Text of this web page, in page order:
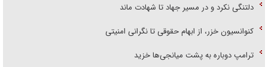
دلتنگی نکرد و در مسیر جهاد تا شهادت ماند
کنوانسیون خزر، از ابهام حقوقی تا نگرانی امنیتی
ترامپ دوباره به پشت میانجی‌ها خزید